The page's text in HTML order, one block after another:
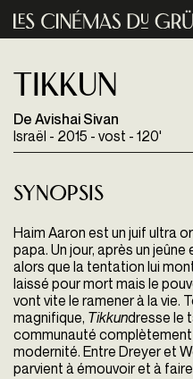
Aller au contenu principal
Tikkun
De Avishai Sivan
Israël - 2015 - vost - 120'
Synopsis
Haim Aaron est un juif ultra
papa. Un jour, après un
alors que la tentation lui
laissé pour mort mais le
vont vite le ramener à la vie.
magnifique, Tikkundresse le
communauté
modernité. Entre Dreyer et
parvient à émouvoir et à